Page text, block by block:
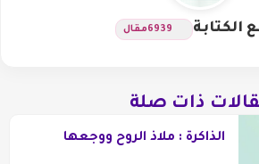
الكتابة 6939مقال
ذات صلة
الذاكرة : ملاذ الروح ووجعها